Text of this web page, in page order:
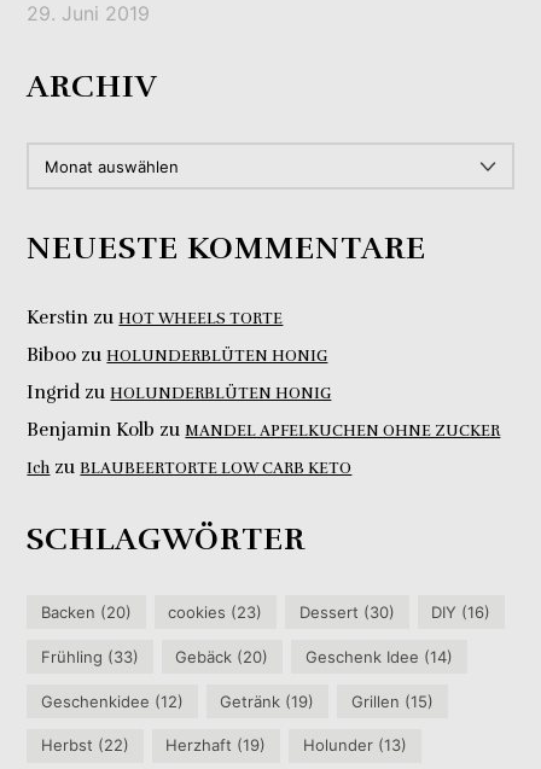
29. Juni 2019
ARCHIV
NEUESTE KOMMENTARE
Kerstin zuHOT WHEELS TORTE
Biboo zuHOLUNDERBLÜTEN HONIG
IngridzuHOLUNDERBLÜTEN HONIG
Benjamin Kolb zuMANDEL APFELKUCHEN OHNE ZUCKER
Ich zuBLAUBEERTORTE LOW CARB KETO
SCHLAGWÖRTER
Backen (20) cookies (23) Dessert (30) DIY (16)
Frühling (33) Gebäck (20) Geschenk Idee (14)
Geschenkidee (12) Getränk (19) Grillen (15)
Herbst (22) Herzhaft (19) Holunder(13)